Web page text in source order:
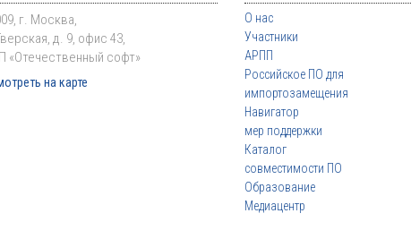
г. Москва,
д. 9, офис 43,
«Отечественный софт»
на карте
О нас
Участники
АРПП
Российское ПО для
импортозамещения
Навигатор
мер поддержки
Каталог
совместимости ПО
Образование
Медиацентр